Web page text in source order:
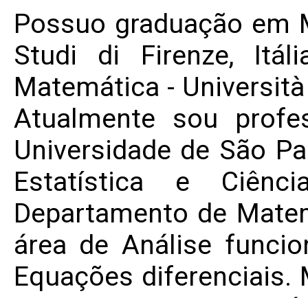
Possuo graduação em
Studi di Firenze,
Matemática -
Atualmente sou
Universidade de São
Estatística e
Departamento de
área de Análise
Equações diferenciais.